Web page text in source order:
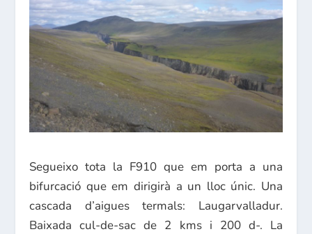
Segueixo tota la F910 que em porta a una
bifurcació que em dirigirà a un lloc únic. Una
cascada d’aigues termals: Laugarvalladur.
Baixada cul-de-sac de 2 kms i 200 d-. La